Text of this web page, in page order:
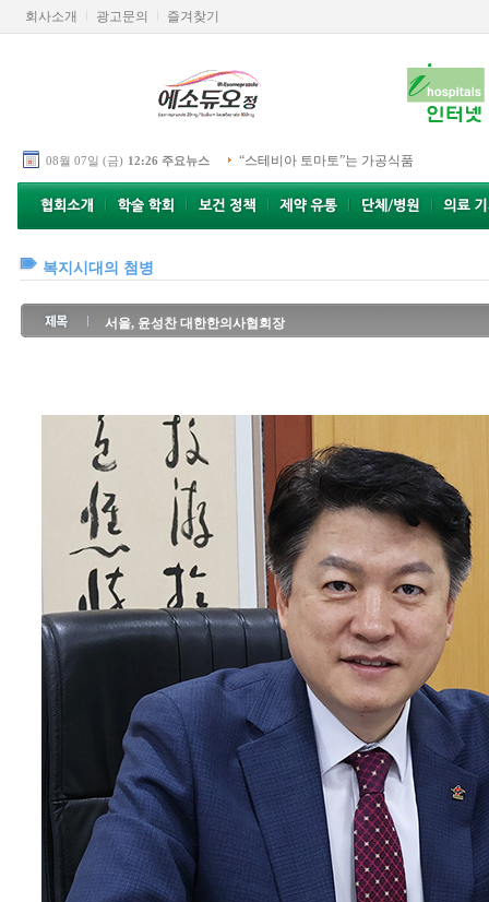
회사소개 광고문의 즐겨찾기
08월 07일 (금) 12:26 주요뉴스 “스테비아 토마토”는 가공식품
복지시대의 첨병
서울, 윤성찬 대한한의사협회장